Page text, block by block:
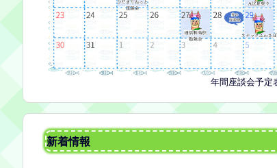
年間座談会予定
新着情報